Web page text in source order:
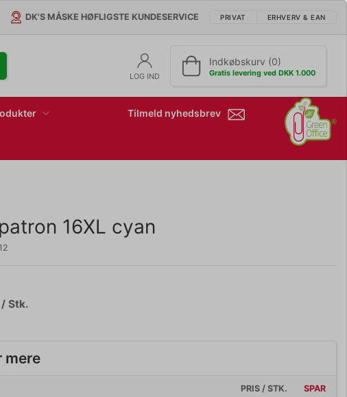
DK'S MÅSKE HØFLIGSTE KUNDESERVICE PRIVAT ERHVERV & EAN
LOG IND
Indkøbskurv (0)
Gratis levering ved DKK 1.000
Tilmeld nyhedsbrev
16XL cyan
/ Stk.
mere
PRIS / STK. SPAR